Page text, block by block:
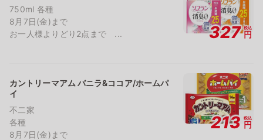
750ml 各種
8月7日(金)まで
お一人様よりどり2点まで ...
327 税込
円
カントリーマアム バニラ&ココア/ホームパ
イ
不二家
各種
8月7日(金)まで
213 税込
円